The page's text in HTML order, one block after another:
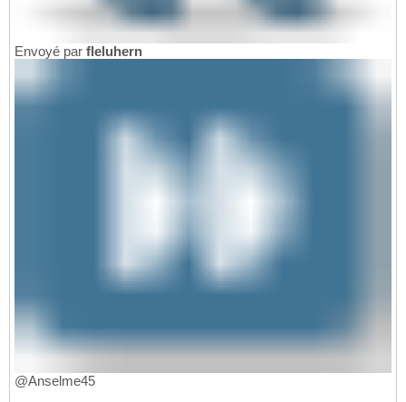
Envoyé par fleluhern
@Anselme45